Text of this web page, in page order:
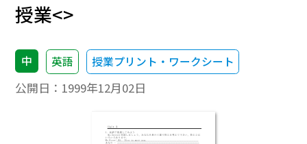
授業<>
中 英語 授業プリント・ワークシート
公開日： 1999年12月02日